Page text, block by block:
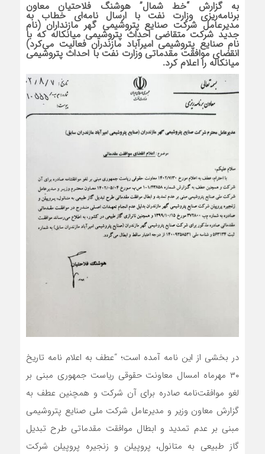
به گزارش “خط شمال” هوشنگ فلاحتیان معاون
برنامه‌ریزی وزارت نفت با ارسال نامه‌ای خطاب به
مدیرعامل شرکت صنایع پتروشیمی گهر مازنداران (نام
جدید شرکت متقاضی احداث پتروشیمی میانکاله که با
نام صنایع پتروشیمی امیرآباد مازندران فعالیت می‌کرد)
انقضای موافقت مقدماتی وزارت نفت با احداث پتروشیمی
میانکاله را اعلام کرد.
در بخشی از این نامه آمده است؛ “عطف به اعلام نامه تاریخ
۳۰ مهرماه امسال معاونت حقوقی ریاست جمهوری مبنی بر
لغو موافقت‌نامه صادره برای آن شرکت و همچنین عطف به
گزارش معاون وزیر و مدیرعامل شرکت ملی صنایع پتروشیمی
مبنی بر عدم تمدید و ابطال موافقت مقدماتی طرح تبدیل
گاز طبیعی به متانول، پروپیلن و زنجیره پروپیلن شرکت